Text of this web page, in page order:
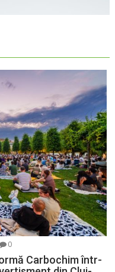
0
Carbochim într-